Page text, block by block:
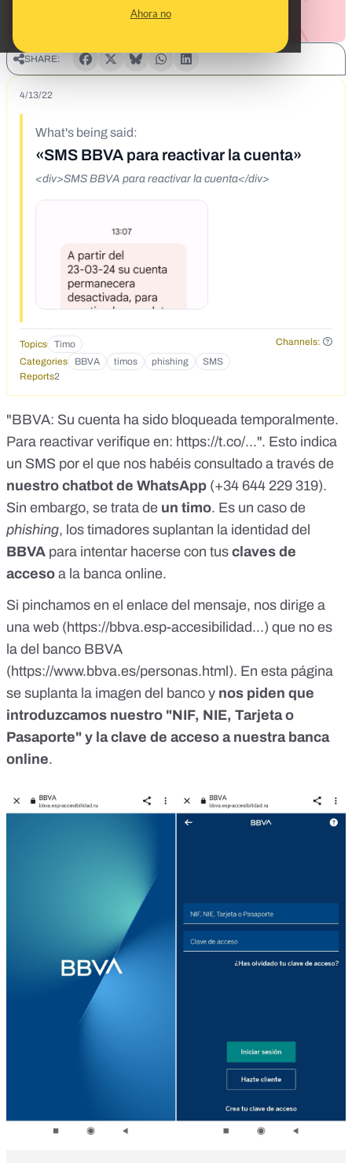
Ahora no
SHARE:
4/13/22
What's being said:
«SMS BBVA para reactivar la cuenta»
<div>SMS BBVA para reactivar la cuenta</div>
Topics Timo
Channels:
Categories
BBVA timos phishing
SMS
Reports2
"BBVA: Su cuenta ha sido bloqueada temporalmente.
Para reactivar verifique en: https://t.co/...". Esto indica
un SMS por el que nos habéis consultado a través de
nuestro chatbot de WhatsApp (+34 644 229 319).
Sin embargo, se trata de un timo. Es un caso de
phishing, los timadores suplantan la identidad del
BBVA para intentar hacerse con tus claves de
acceso a la banca online.
Si pinchamos en el enlace del mensaje, nos dirige a
una web (https://bbva.esp-accesibilidad...) que no es
la del banco BBVA
(https://www.bbva.es/personas.html ). En esta página
se suplanta la imagen del banco y nos piden que
introduzcamos nuestro "NIF, NIE, Tarjeta o
Pasaporte" y la clave de acceso a nuestra banca
online.